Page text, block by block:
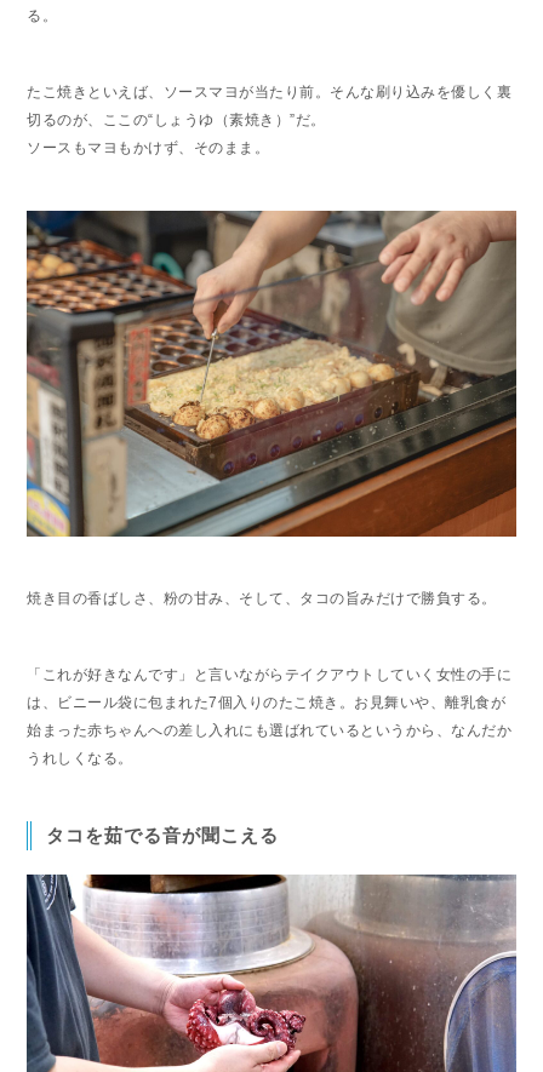
る。
たこ焼きといえば、ソースマヨが当たり前。そんな刷り込みを優しく裏
切るのが、ここの“しょうゆ（素焼き）”だ。
ソースもマヨもかけず、そのまま。
焼き目の香ばしさ、粉の甘み、そして、タコの旨みだけで勝負する。
「これが好きなんです」と言いながらテイクアウトしていく女性の手に
は、ビニール袋に包まれた7個入りのたこ焼き。お見舞いや、離乳食が
始まった赤ちゃんへの差し入れにも選ばれているというから、なんだか
うれしくなる。
タコを茹でる音が聞こえる